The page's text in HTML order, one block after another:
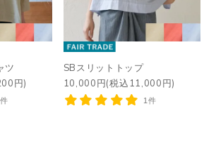
ツ
円)
SBスリットトップ
10,000円(税込11,000円)
1件